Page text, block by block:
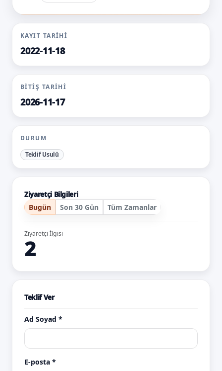
KAYIT TARIHI
2022-11-18
BITIŞ TARIHI
2026-11-17
DURUM
Teklif Usulü
Ziyaretçi Bilgileri
Bugün
Son 30 Gün Tüm Zamanlar
Ziyaretçi İlgisi
2
Teklif Ver
Ad Soyad *
E-posta *